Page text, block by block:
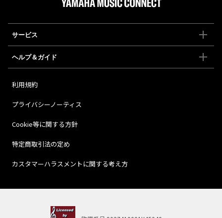
サービス
ヘルプ＆ガイド
利用規約
プライバシーノーティス
Cookie等に関する方針
特定商取引法の定め
カスタマーハラスメントに関する考え方